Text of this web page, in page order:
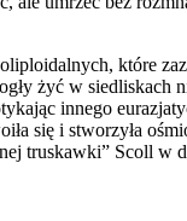
które
żyć w siedliskach
innego
się i stworzyła
truskawki” Scoll w